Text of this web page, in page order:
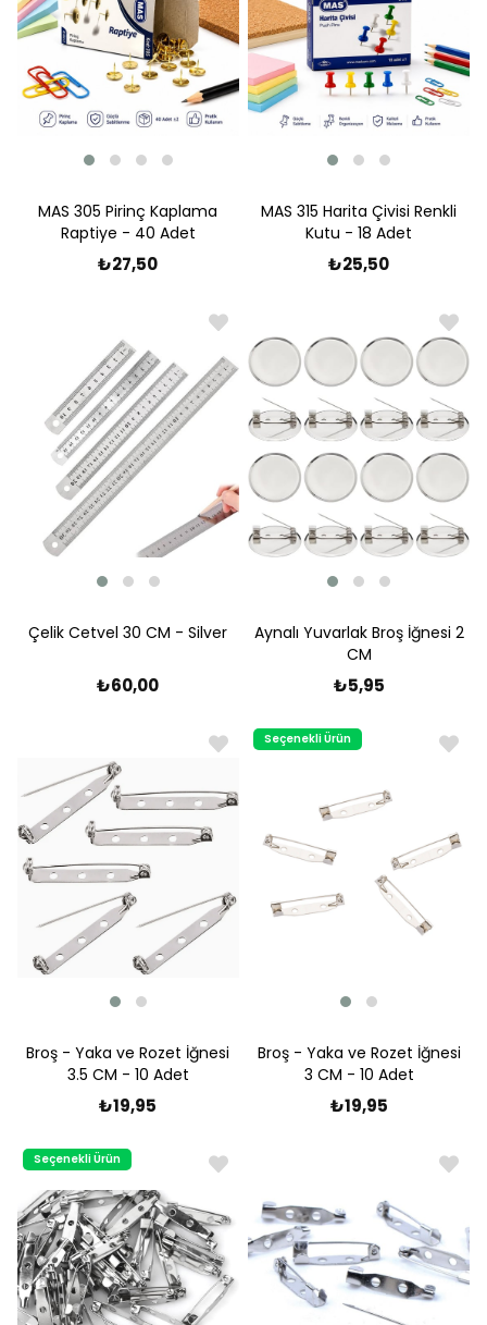
MAS 305 Pirinç Kaplama
Raptiye - 40 Adet
₺27,50
MAS 315 Harita Çivisi Renkli
Kutu - 18 Adet
₺25,50
Çelik Cetvel 30 CM - Silver
₺60,00
Aynalı Yuvarlak Broş İğnesi 2
CM
₺5,95
Broş - Yaka ve Rozet İğnesi
3.5 CM - 10 Adet
₺19,95
Broş - Yaka ve Rozet İğnesi
3 CM - 10 Adet
₺19,95
Seçenekli Ürün
Seçenekli Ürün